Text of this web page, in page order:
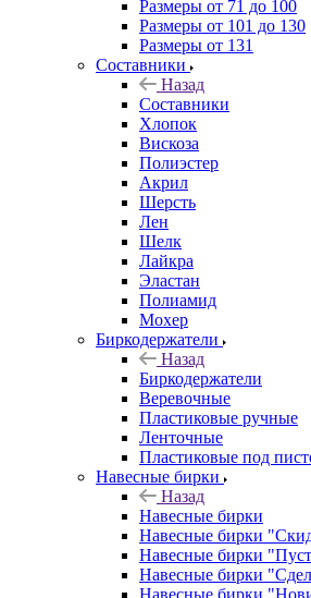
Размеры от 71 до 100
Размеры от 101 до 130
Размеры от 131
Составники
Назад
Составники
Хлопок
Вискоза
Полиэстер
Акрил
Шерсть
Лен
Шелк
Лайкра
Эластан
Полиамид
Мохер
Биркодержатели
Назад
Биркодержатели
Веревочные
Пластиковые ручные
Ленточные
Пластиковые под
Навесные бирки
Назад
Навесные бирки
Навесные бирки
Навесные бирки
Навесные бирки
Навесные бирки